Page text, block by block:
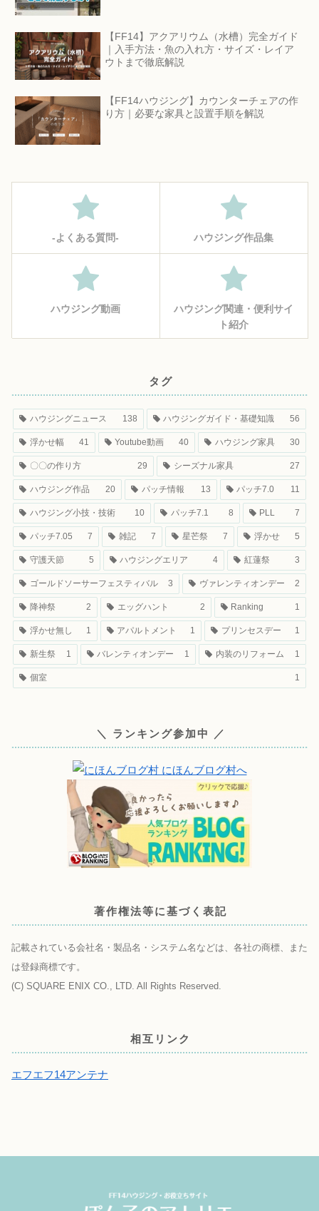
【FF14】アクアリウム（水槽）完全ガイド
｜入手方法・魚の入れ方・サイズ・レイア
ウトまで徹底解説
【FF14ハウジング】カウンターチェアの作
り方｜必要な家具と設置手順を解説
‐よくある質問‐ ハウジング作品集
ハウジング動画
ハウジング関連・便利サイ
ト紹介
タグ
ハウジングニュース 138 ハウジングガイド・基礎知識 56
浮かせ幅 41 Youtube動画 40 ハウジング家具 30
〇〇の作り方 29 シーズナル家具 27
ハウジング作品 20 パッチ情報 13 パッチ7.0 11
ハウジング小技・技術 10 パッチ7.1 8 PLL 7
パッチ7.05 7 雑記 7 星芒祭 7 浮かせ 5
守護天節 5 ハウジングエリア 4 紅蓮祭 3
ゴールドソーサーフェスティバル 3 ヴァレンティオンデー 2
降神祭 2 エッグハント 2 Ranking 1
浮かせ無し 1 アパルトメント 1 プリンセスデー 1
新生祭 1 バレンティオンデー 1 内装のリフォーム 1
個室 1
＼ ランキング参加中 ／
著作権法等に基づく表記
記載されている会社名・製品名・システム名などは、各社の商標、また
は登録商標です。
(C) SQUARE ENIX CO., LTD. All Rights Reserved.
相互リンク
エフエフ14アンテナ